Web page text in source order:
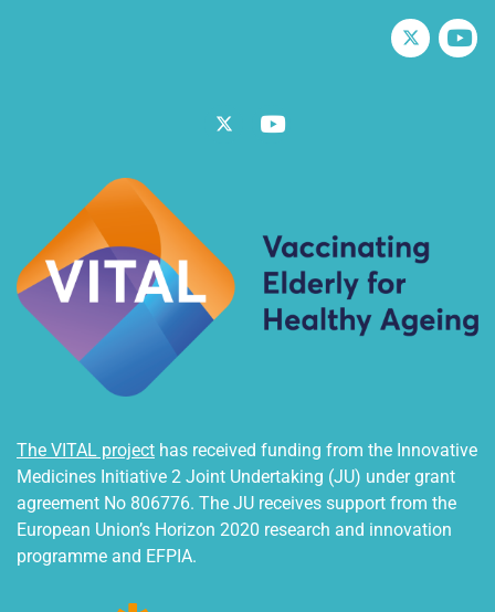
TwitterVimeo
The VITAL project has received funding from the Innovative
Medicines Initiative 2 Joint Undertaking (JU) under grant
agreement No 806776. The JU receives support from the
European Union’s Horizon 2020 research and innovation
programme and EFPIA.
Twitter